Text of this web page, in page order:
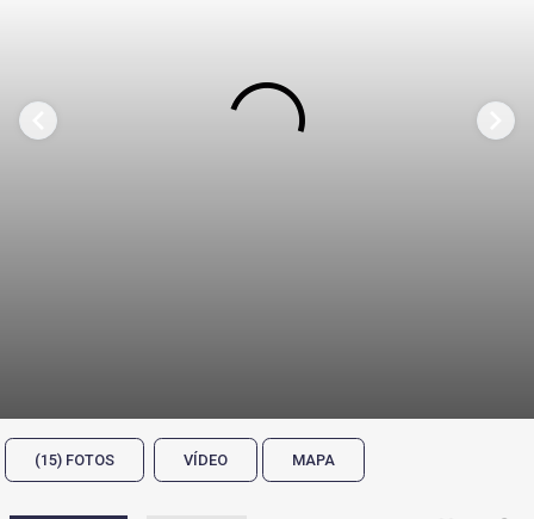
(15) FOTOS VÍDEO MAPA